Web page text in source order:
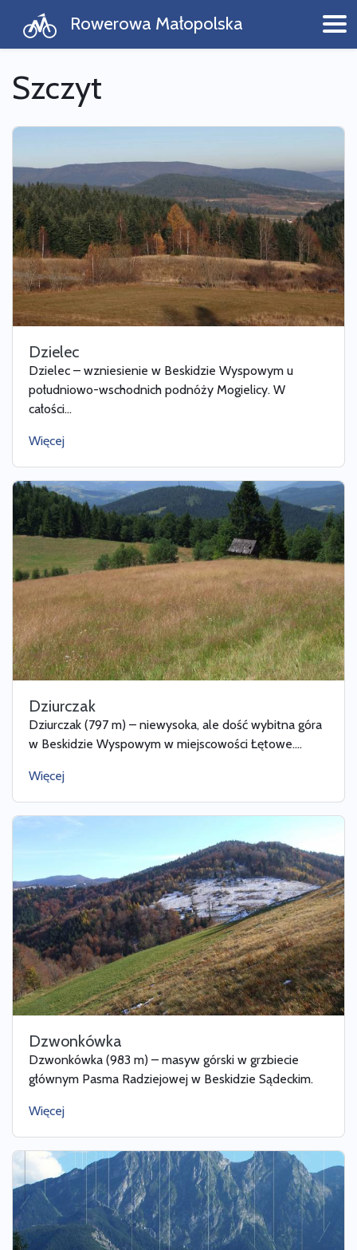
Rowerowa Małopolska
Szczyt
Dzielec
Dzielec – wzniesienie w Beskidzie Wyspowym u
południowo-wschodnich podnóży Mogielicy. W
całości...
Więcej
Dziurczak
Dziurczak (797 m) – niewysoka, ale dość wybitna góra
w Beskidzie Wyspowym w miejscowości Łętowe....
Więcej
Dzwonkówka
Dzwonkówka (983 m) – masyw górski w grzbiecie
głównym Pasma Radziejowej w Beskidzie Sądeckim.
Więcej